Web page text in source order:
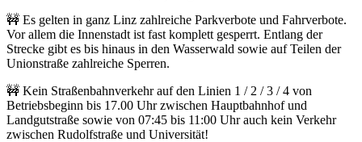
🚧 Es gelten in ganz Linz zahlreiche Parkverbote und Fahrverbote.
Vor allem die Innenstadt ist fast komplett gesperrt. Entlang der
Strecke gibt es bis hinaus in den Wasserwald sowie auf Teilen der
Unionstraße zahlreiche Sperren.
🚧 Kein Straßenbahnverkehr auf den Linien 1 / 2 / 3 / 4 von
Betriebsbeginn bis 17.00 Uhr zwischen Hauptbahnhof und
Landgutstraße sowie von 07:45 bis 11:00 Uhr auch kein Verkehr
zwischen Rudolfstraße und Universität!